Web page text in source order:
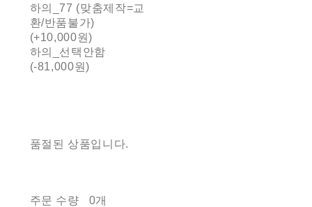
하의_77 (맞춤제작=교
환/반품불가)
(+10,000원)
하의_선택안함
(-81,000원)
품절된 상품입니다.
주문 수량
0개